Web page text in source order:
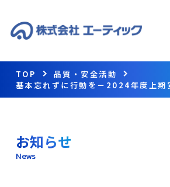
TOP
品質・安全活動
基本忘れずに行動を－2024年度上期
お知らせ
News